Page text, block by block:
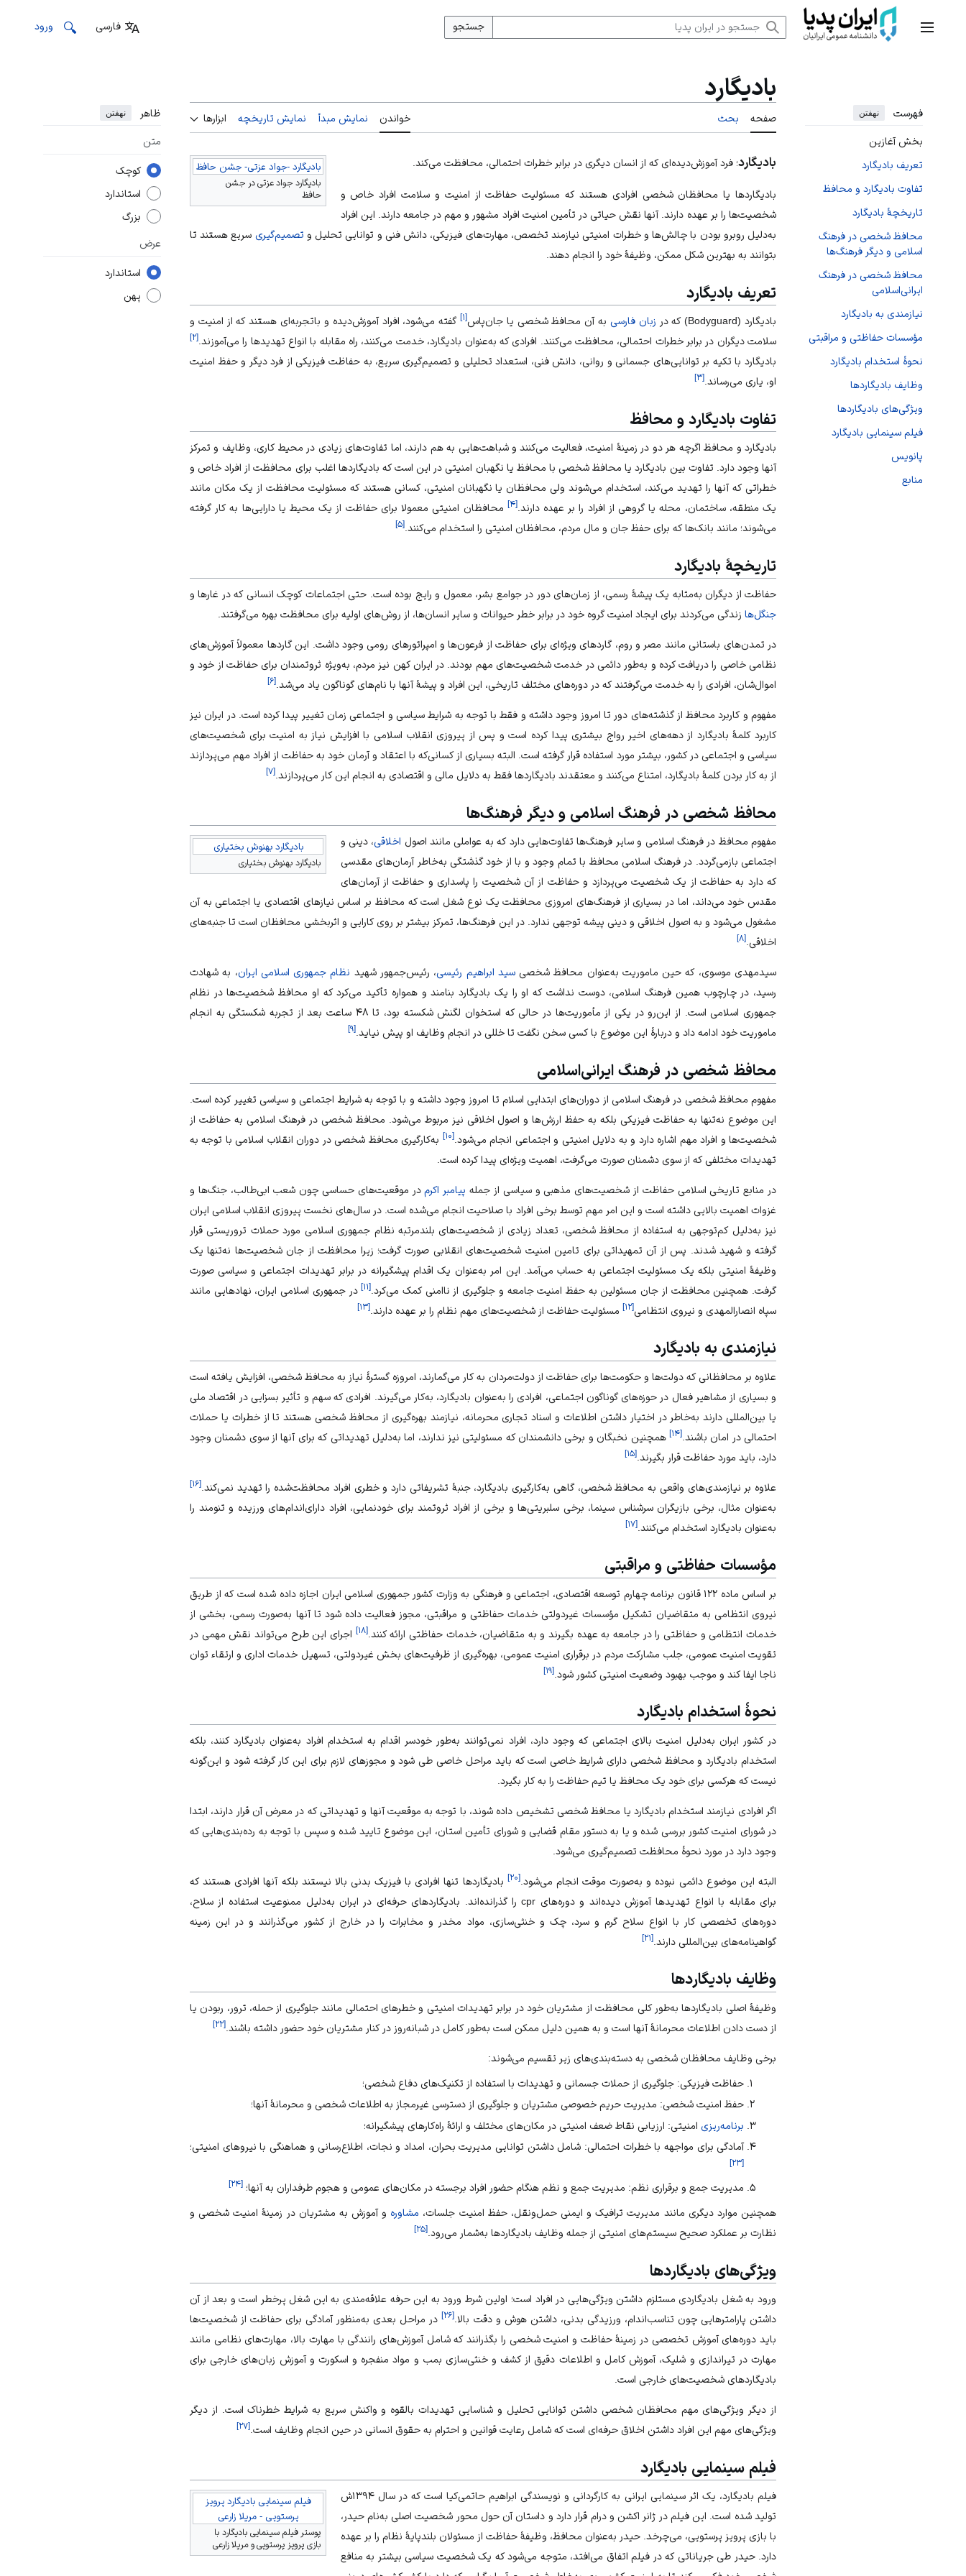
منوی اصلی
جستجو فارسی ورود
فهرست نهفتن
بخش آغازین
تعریف بادیگارد
تفاوت بادیگارد و محافظ
تاریخچۀ بادیگارد
محافظ شخصی در فرهنگ
اسلامی و دیگر فرهنگ‌ها
محافظ شخصی در فرهنگ
‌ایرانی‌اسلامی
نیازمندی به بادیگارد
مؤسسات حفاظتی و مراقبتی
نحوۀ استخدام بادیگارد
وظایف بادیگاردها
ویژگی‌های بادیگاردها
فیلم سینمایی بادیگارد
پانویس
منابع
بادیگارد
صفحه بحث خواندن نمایش مبدأ نمایش تاریخچه ابزارها ظاهر نهفتن
متن
کوچک
استاندارد
بزرگ
عرض
استاندارد
پهن
بادیگارد -جواد عزتی- جشن حافظ
بادیگارد جواد عزتی در جشن
حافظ
بادیگارد؛ فرد آموزش‌دیده‌ای که از انسان دیگری در برابر خطرات احتمالی، محافظت می‌کند.
بادیگاردها یا محافظان شخصی افرادی هستند که مسئولیت حفاظت از امنیت و سلامت افراد خاص و
شخصیت‌ها را بر عهده دارند. آنها نقش حیاتی در تأمین امنیت افراد مشهور و مهم در جامعه دارند. این افراد
به‌دلیل روبرو بودن با چالش‌ها و خطرات امنیتی نیازمند تخصص، مهارت‌های فیزیکی، دانش فنی و توانایی تحلیل و تصمیم‌گیری سریع هستند تا
بتوانند به بهترین شکل ممکن، وظیفۀ خود را انجام دهند.
تعریف بادیگارد
بادیگارد (Bodyguard) که در زبان فارسی به آن محافظ شخصی یا جان‌پاس[۱] گفته می‌شود، افراد آموزش‌دیده و باتجربه‌ای هستند که از امنیت و
سلامت دیگران در برابر خطرات احتمالی، محافظت می‌کنند. افرادی که به‌عنوان بادیگارد، خدمت می‌کنند، راه مقابله با انواع تهدیدها را می‌آموزند.[۲]
بادیگارد با تکیه بر توانایی‌های جسمانی و روانی، دانش فنی، استعداد تحلیلی و تصمیم‌گیری سریع، به حفاظت فیزیکی از فرد دیگر و حفظ امنیت
او، یاری می‌رساند.[۳]
تفاوت بادیگارد و محافظ
بادیگارد و محافظ اگرچه هر دو در زمینۀ امنیت، فعالیت می‌کنند و شباهت‌هایی به هم دارند، اما تفاوت‌های زیادی در محیط کاری، وظایف و تمرکز
آنها وجود دارد. تفاوت بین بادیگارد یا محافظ شخصی با محافظ یا نگهبان امنیتی در این است که بادیگاردها اغلب برای محافظت از افراد خاص و
خطراتی که آنها را تهدید می‌کند، استخدام می‌شوند ولی محافظان یا نگهبانان امنیتی، کسانی هستند که مسئولیت محافظت از یک مکان مانند
یک منطقه، ساختمان، محله یا گروهی از افراد را بر عهده دارند.[۴] محافظان امنیتی معمولا برای حفاظت از یک محیط یا دارایی‌ها به کار گرفته
می‌شوند؛ مانند بانک‌ها که برای حفظ جان و مال مردم، محافظان امنیتی را استخدام می‌کنند.[۵]
تاریخچۀ بادیگارد
حفاظت از دیگران به‌مثابه یک پیشۀ رسمی، از زمان‌های دور در جوامع بشر، معمول و رایج بوده است. حتی اجتماعات کوچک انسانی که در غارها و
جنگل‌ها زندگی می‌کردند برای ایجاد امنیت گروه خود در برابر خطر حیوانات و سایر انسان‌ها، از روش‌های اولیه برای محافظت بهره می‌گرفتند.
در تمدن‌های باستانی مانند مصر و روم، گاردهای ویژه‌ای برای حفاظت از فرعون‌ها و امپراتورهای رومی وجود داشت. این گاردها معمولاً آموزش‌های
نظامی خاصی را دریافت کرده و به‌طور دائمی در خدمت شخصیت‌های مهم بودند. در ایران کهن نیز مردم، به‌ویژه ثروتمندان برای حفاظت از خود و
اموال‌شان، افرادی را به خدمت می‌گرفتند که در دوره‌های مختلف تاریخی، این افراد و پیشۀ آنها با نام‌های گوناگون یاد می‌شد.[۶]
مفهوم و کاربرد محافظ از گذشته‌های دور تا امروز وجود داشته و فقط با توجه به شرایط سیاسی و اجتماعی زمان تغییر پیدا کرده است. در ایران نیز
کاربرد کلمۀ بادیگارد از دهه‌های اخیر رواج بیشتری پیدا کرده است و پس از پیروزی انقلاب اسلامی با افزایش نیاز به امنیت برای شخصیت‌های
سیاسی و اجتماعی در کشور، بیشتر مورد استفاده قرار گرفته است. البته بسیاری از کسانی‌که با اعتقاد و آرمان خود به حفاظت از افراد مهم می‌پردازند
از به کار بردن کلمۀ بادیگارد، امتناع می‌کنند و معتقدند بادیگاردها فقط به دلایل مالی و اقتصادی به انجام این کار می‌پردازند.[۷]
محافظ شخصی در فرهنگ اسلامی و دیگر فرهنگ‌ها
بادیگارد بهنوش بختیاری
بادیگارد بهنوش بختیاری
مفهوم محافظ در فرهنگ اسلامی و سایر فرهنگ‌ها تفاوت‌هایی دارد که به عواملی مانند اصول اخلاقی، دینی و
اجتماعی بازمی‌گردد. در فرهنگ اسلامی محافظ با تمام وجود و با از خود گذشتگی به‌خاطر آرمان‌های مقدسی
که دارد به حفاظت از یک شخصیت می‌پردازد و حفاظت از آن شخصیت را پاسداری و حفاظت از آرمان‌های
مقدس خود می‌داند، اما در بسیاری از فرهنگ‌های امروزی محافظت یک نوع شغل است که محافظ بر اساس نیازهای اقتصادی یا اجتماعی به آن
مشغول می‌شود و به اصول اخلاقی و دینی پیشه توجهی ندارد. در این فرهنگ‌ها، تمرکز بیشتر بر روی کارایی و اثربخشی محافظان است تا جنبه‌های
اخلاقی.[۸]
سیدمهدی موسوی، که حین ماموریت به‌عنوان محافظ شخصیسید ابراهیم رئیسی، رئیس‌جمهور شهید نظام جمهوری اسلامی ایران، به شهادت
رسید، در چارچوب همین فرهنگ اسلامی، دوست نداشت که او را یک بادیگارد بنامند و همواره تأکید می‌کرد که او محافظ شخصیت‌ها در نظام
جمهوری اسلامی است. از این‌رو در یکی از مأموریت‌ها در حالی که استخوان لگنش شکسته بود، تا ۴۸ ساعت بعد از تجربه شکستگی به انجام
ماموریت خود ادامه داد و دربارۀ این موضوع با کسی سخن نگفت تا خللی در انجام وظایف او پیش نیاید.[۹]
محافظ شخصی در فرهنگ ‌ایرانی‌اسلامی
مفهوم محافظ شخصی در فرهنگ اسلامی از دوران‌های ابتدایی اسلام تا امروز وجود داشته و با توجه به شرایط اجتماعی و سیاسی تغییر کرده است.
این موضوع نه‌تنها به حفاظت فیزیکی بلکه به حفظ ارزش‌ها و اصول اخلاقی نیز مربوط می‌شود. محافظ شخصی در فرهنگ اسلامی به حفاظت از
شخصیت‌ها و افراد مهم اشاره دارد و به دلایل امنیتی و اجتماعی انجام می‌شود.[۱۰] به‌کارگیری محافظ شخصی در دوران انقلاب اسلامی با توجه به
تهدیدات مختلفی که از سوی دشمنان صورت می‌گرفت، اهمیت ویژه‌ای پیدا کرده است.
در منابع تاریخی اسلامی حفاظت از شخصیت‌های مذهبی و سیاسی از جمله پیامبر اکرم در موقعیت‌های حساسی چون شعب ابی‌طالب، جنگ‌ها و
غزوات اهمیت بالایی داشته است و این امر مهم توسط برخی افراد با صلاحیت انجام می‌شده است. در سال‌های نخست پیروزی انقلاب اسلامی ایران
نیز به‌دلیل کم‌توجهی به استفاده از محافظ شخصی، تعداد زیادی از شخصیت‌های بلندمرتبه نظام جمهوری اسلامی مورد حملات تروریستی قرار
گرفته و شهید شدند. پس از آن تمهیداتی برای تامین امنیت شخصیت‌های انقلابی صورت گرفت؛ زیرا محافظت از جان شخصیت‌ها نه‌تنها یک
وظیفۀ امنیتی بلکه یک مسئولیت اجتماعی به حساب می‌آمد. این امر به‌عنوان یک اقدام پیشگیرانه در برابر تهدیدات اجتماعی و سیاسی صورت
گرفت. همچنین محافظت از جان مسئولین به حفظ امنیت جامعه و جلوگیری از ناامنی کمک می‌کرد. [۱۱]در جمهوری اسلامی ایران، نهادهایی مانند
سپاه انصارالمهدی و نیروی انتظامی[۱۲] مسئولیت حفاظت از شخصیت‌های مهم نظام را بر عهده دارند. [۱۳]
نیازمندی به بادیگارد
علاوه بر محافظانی که دولت‌ها و حکومت‌ها برای حفاظت از دولت‌مردان به کار می‌گمارند، امروزه گسترۀ نیاز به محافظ شخصی، افزایش یافته است
و بسیاری از مشاهیر فعال در حوزه‌های گوناگون اجتماعی، افرادی را به‌عنوان بادیگارد، به‌کار می‌گیرند. افرادی که سهم و تأثیر بسزایی در اقتصاد ملی
یا بین‌المللی دارند به‌خاطر در اختیار داشتن اطلاعات و اسناد تجاری محرمانه، نیازمند بهره‌گیری از محافظ شخصی هستند تا از خطرات یا حملات
احتمالی در امان باشند.[۱۴] همچنین نخبگان و برخی دانشمندان که مسئولیتی نیز ندارند، اما به‌دلیل تهدیداتی که برای آنها از سوی دشمنان وجود
دارد، باید مورد حفاظت قرار بگیرند. [۱۵]
علاوه بر نیازمندی‌های واقعی به محافظ شخصی، گاهی به‌کارگیری بادیگارد، جنبۀ تشریفاتی دارد و خطری افراد محافظت‌شده را تهدید نمی‌کند. [۱۶]
به‌عنوان مثال، برخی بازیگران سرشناس سینما، برخی سلبریتی‌ها و برخی از افراد ثروتمند برای خودنمایی، افراد دارای‌اندام‌های ورزیده و تنومند را
به‌عنوان بادیگارد استخدام می‌کنند. [۱۷]
مؤسسات حفاظتی و مراقبتی
بر اساس ماده ۱۲۲ قانون برنامه چهارم توسعه اقتصادی، اجتماعی و فرهنگی به وزارت کشور جمهوری اسلامی ایران اجازه داده شده است که از طریق
نیروی انتظامی به متقاضیان تشکیل مؤسسات غیردولتی خدمات حفاظتی و مراقبتی، مجوز فعالیت داده شود تا آنها به‌صورت رسمی، بخشی از
خدمات انتظامی و حفاظتی را در جامعه به عهده بگیرند و به متقاضیان، خدمات حفاظتی ارائه کنند.[۱۸] اجرای این طرح می‌تواند نقش مهمی در
تقویت امنیت عمومی، جلب مشارکت مردم در برقراری امنیت عمومی، بهره‌گیری از ظرفیت‌های بخش غیردولتی، تسهیل خدمات اداری و ارتقاء توان
ناجا ایفا کند و موجب بهبود وضعیت امنیتی کشور شود. [۱۹]
نحوۀ استخدام بادیگارد
در کشور ایران به‌دلیل امنیت بالای اجتماعی که وجود دارد، افراد نمی‌توانند به‌طور خودسر اقدام به استخدام افراد به‌عنوان بادیگارد کنند، بلکه
استخدام بادیگارد و محافظ شخصی دارای شرایط خاصی است که باید مراحل خاصی طی شود و مجوزهای لازم برای این کار گرفته شود و این‌گونه
نیست که هرکسی برای خود یک محافظ یا تیم حفاظت را به کار بگیرد.
اگر افرادی نیازمند استخدام بادیگارد یا محافظ شخصی تشخیص داده شوند، با توجه به موقعیت آنها و تهدیداتی که در معرض آن قرار دارند، ابتدا
در شورای امنیت کشور بررسی شده و یا به دستور مقام قضایی و شورای تأمین استان، این موضوع تایید شده و سپس با توجه به رده‌بندی‌هایی که
وجود دارد در مورد نحوۀ محافظت تصمیم‌گیری می‌شود.
البته این موضوع دائمی نبوده و به‌صورت موقت انجام می‌شود.[۲۰] بادیگاردها تنها افرادی با فیزیک بدنی بالا نیستند بلکه آنها افرادی هستند که
برای مقابله با انواع تهدیدها آموزش دیده‌اند و دوره‌های cpr را گذرانده‌اند. بادیگاردهای حرفه‌ای در ایران به‌دلیل ممنوعیت استفاده از سلاح،
دوره‌های تخصصی کار با انواع سلاح گرم و سرد، چک و خنثی‌سازی، مواد مخدر و مخابرات را در خارج از کشور می‌گذرانند و در این زمینه
گواهینامه‌های بین‌المللی دارند. [۲۱]
وظایف بادیگاردها
وظیفۀ اصلی بادیگاردها به‌طور کلی محافظت از مشتریان خود در برابر تهدیدات امنیتی و خطرهای احتمالی مانند جلوگیری از حمله، ترور، ربودن یا
از دست دادن اطلاعات محرمانۀ آنها است و به همین دلیل ممکن است به‌طور کامل در شبانه‌روز در کنار مشتریان خود حضور داشته باشند. [۲۲]
برخی وظایف محافظان شخصی به دسته‌بندی‌های زیر تقسیم می‌شوند:
حفاظت فیزیکی: جلوگیری از حملات جسمانی و تهدیدات با استفاده از تکنیک‌های دفاع شخصی؛
حفظ امنیت شخصی: مدیریت حریم خصوصی مشتریان و جلوگیری از دسترسی غیرمجاز به اطلاعات شخصی و محرمانۀ آنها؛
برنامه‌ریزی امنیتی: ارزیابی نقاط ضعف امنیتی در مکان‌های مختلف و ارائۀ راه‌کارهای پیشگیرانه؛
آمادگی برای مواجهه با خطرات احتمالی: شامل داشتن توانایی مدیریت بحران، امداد و نجات، اطلاع‌رسانی و هماهنگی با نیروهای امنیتی؛
[۲۳]
مدیریت جمع و برقراری نظم: مدیریت جمع و نظم هنگام حضور افراد برجسته در مکان‌های عمومی و هجوم طرفداران به آنها؛ [۲۴]
همچنین موارد دیگری مانند مدیریت ترافیک و ایمنی حمل‌ونقل، حفظ امنیت جلسات، مشاوره و آموزش به مشتریان در زمینۀ امنیت شخصی و
نظارت بر عملکرد صحیح سیستم‌های امنیتی از جمله وظایف بادیگاردها به‌شمار می‌رود.[۲۵]
ویژگی‌های بادیگاردها
ورود به شغل بادیگاردی مستلزم داشتن ویژگی‌هایی در افراد است؛ اولین شرط ورود به این حرفه علاقه‌مندی به این شغل پرخطر است و بعد از آن
داشتن پارامترهایی چون تناسب‌اندام، ورزیدگی بدنی، داشتن هوش و دقت بالا.[۲۶]در مراحل بعدی به‌منظور آمادگی برای حفاظت از شخصیت‌ها
باید دوره‌های آموزش تخصصی در زمینۀ حفاظت و امنیت شخصی را بگذرانند که شامل آموزش‌های رانندگی با مهارت بالا، مهارت‌های نظامی مانند
مهارت در تیراندازی و شلیک، آموزش کامل و اطلاعات دقیق از کشف و خنثی‌سازی بمب و مواد منفجره و اسکورت و آموزش زبان‌های خارجی برای
بادیگاردهای شخصیت‌های خارجی است.
از دیگر ویژگی‌های مهم محافظان شخصی داشتن توانایی تحلیل و شناسایی تهدیدات بالقوه و واکنش سریع به شرایط خطرناک است. از دیگر
ویژگی‌های مهم این افراد داشتن اخلاق حرفه‌ای است که شامل رعایت قوانین و احترام به حقوق انسانی در حین انجام وظایف است.[۲۷]
فیلم سینمایی بادیگارد
فیلم سینمایی بادیگارد پرویز
پرستویی - مریلا زارعی
پوستر فیلم سینمایی بادیگارد با
بازی پرویز پرستویی و مریلا زارعی
فیلم بادیگارد، یک اثر سینمایی ایرانی به کارگردانی و نویسندگی ابراهیم حاتمی‌کیا است که در سال ۱۳۹۴ش
تولید شده است. این فیلم در ژانر اکشن و درام قرار دارد و داستان آن حول محور شخصیت اصلی به‌نام حیدر،
با بازی پرویز پرستویی، می‌چرخد. حیدر به‌عنوان محافظ، وظیفۀ حفاظت از مسئولان بلندپایۀ نظام را بر عهده
دارد. حیدر طی جریاناتی که در فیلم اتفاق می‌افتد، متوجه می‌شود که یک شخصیت سیاسی بیشتر به منافع